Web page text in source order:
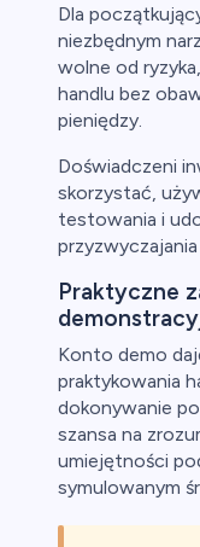
Dla
niezbędnym
wolne od
handlu bez
pieniędzy.
Doświadczeni
skorzystać,
testowania i
Praktyczne
Konto demo
praktykowania
dokonywanie
szansa na
umiejętności
symulowanym